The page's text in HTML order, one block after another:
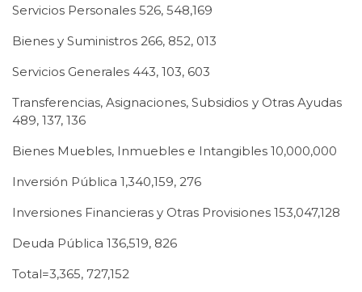
Servicios Personales 526, 548,169
Bienes y Suministros 266, 852, 013
Servicios Generales 443, 103, 603
Transferencias, Asignaciones, Subsidios y Otras Ayudas
489, 137, 136
Bienes Muebles, Inmuebles e Intangibles 10,000,000
Inversión Pública 1,340,159, 276
Inversiones Financieras y Otras Provisiones 153,047,128
Deuda Pública 136,519, 826
Total=3,365, 727,152